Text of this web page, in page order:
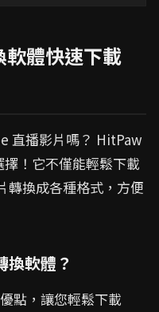
體快速下載
直播影片嗎？ HitPaw
！它不僅能輕鬆下載
轉換成各種格式，方便
軟體？
點，讓您輕鬆下載